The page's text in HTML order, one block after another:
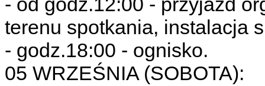
terenu spotkania, instalacja
- godz.18:00 - ognisko.
05 WRZEŚNIA (SOBOTA):